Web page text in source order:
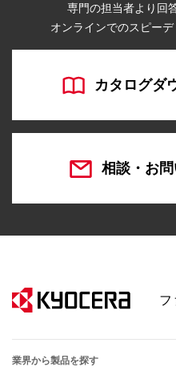
専門の担当者より回
オンラインでのスピーデ
カタログダ
相談・お
フ
業界から製品を探す